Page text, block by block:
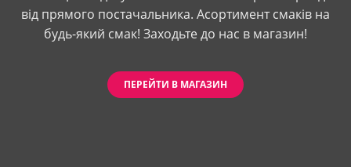
від прямого постачальника. Асортимент смаків на
будь-який смак! Заходьте до нас в магазин!
ПЕРЕЙТИ В МАГАЗИН